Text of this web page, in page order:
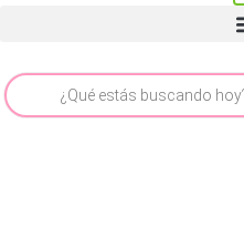
Búsqueda
de
productos